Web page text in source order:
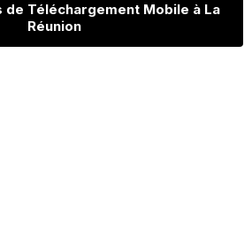
de Téléchargement Mobile à La
Réunion